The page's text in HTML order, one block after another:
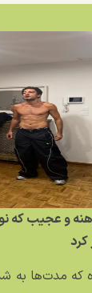
و عجیب که
که مدت‌ها به